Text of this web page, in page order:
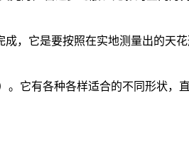
，它是要按照在实地测量出的天
它有各种各样适合的不同形状，